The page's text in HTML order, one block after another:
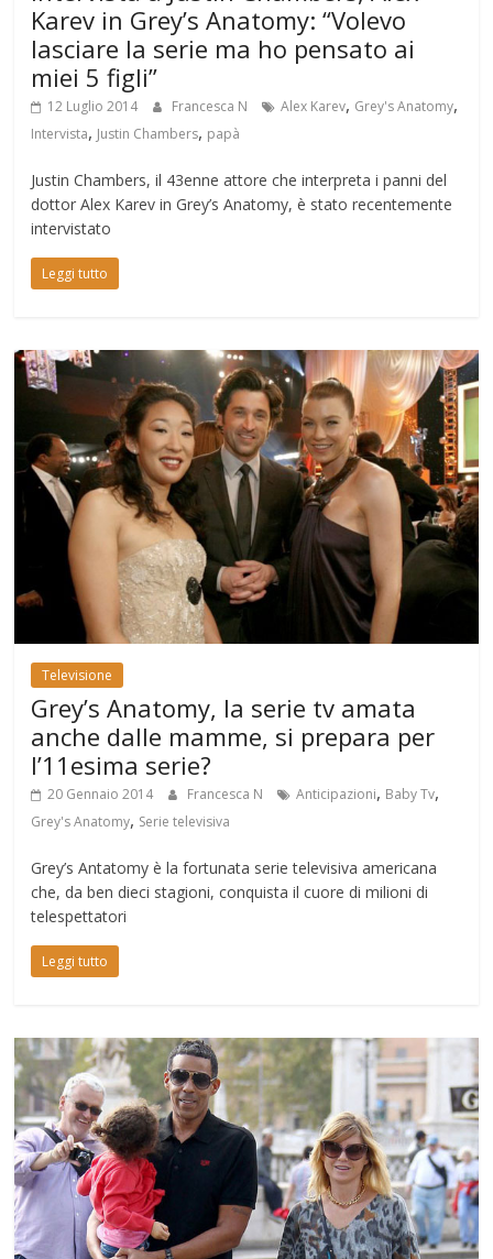
Karev in Grey’s Anatomy: “Volevo
lasciare la serie ma ho pensato ai
miei 5 figli”
12 Luglio 2014 Francesca N Alex Karev, Grey's Anatomy,
Intervista, Justin Chambers, papà
Justin Chambers, il 43enne attore che interpreta i panni del
dottor Alex Karev in Grey’s Anatomy, è stato recentemente
intervistato
Leggi tutto
Televisione
Grey’s Anatomy, la serie tv amata
anche dalle mamme, si prepara per
l’11esima serie?
20 Gennaio 2014 Francesca N Anticipazioni, Baby Tv,
Grey's Anatomy, Serie televisiva
Grey’s Antatomy è la fortunata serie televisiva americana
che, da ben dieci stagioni, conquista il cuore di milioni di
telespettatori
Leggi tutto